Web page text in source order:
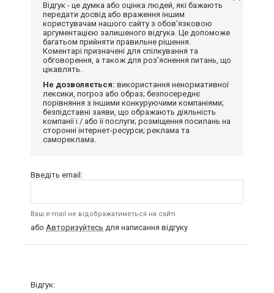
Відгук - це думка або оцінка людей, які бажають
передати досвід або враження іншим
користувачам нашого сайту з обов'язковою
аргументацією залишеного відгука. Це допоможе
багатьом прийняти правильне рішення.
Коментарі призначені для спілкування та
обговорення, а також для роз'яснення питань, що
цікавлять.
Не дозволяється: використання ненормативної
лексики, погроз або образ; безпосереднє
порівняння з іншими конкуруючими компаніями;
безпідставні заяви, що ображають діяльність
компанії і / або її послуги; розміщення посилань на
сторонні інтернет-ресурси; реклама та
самореклама.
Введіть email:
Ваш e-mail не відображатиметься на сайті
або Авторизуйтесь для написання відгуку
Відгук: